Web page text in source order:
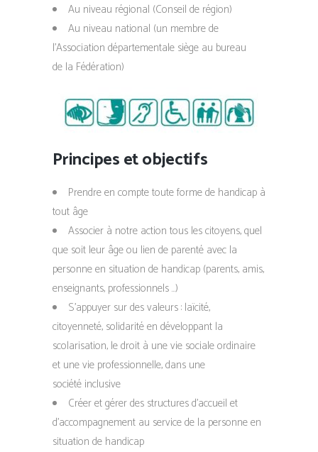
Au niveau régional (Conseil de région)
Au niveau national (un membre de
l’Association départementale siège au bureau
de la Fédération)
Principes et objectifs
Prendre en compte toute forme de handicap à
tout âge
Associer à notre action tous les citoyens, quel
que soit leur âge ou lien de parenté avec la
personne en situation de handicap (parents, amis,
enseignants, professionnels …)
S’appuyer sur des valeurs : laïcité,
citoyenneté, solidarité en développant la
scolarisation, le droit à une vie sociale ordinaire
et une vie professionnelle, dans une
société inclusive
Créer et gérer des structures d’accueil et
d’accompagnement au service de la personne en
situation de handicap